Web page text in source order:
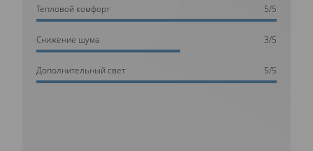
Тепловой комфорт 5/5
Cнижение шума 3/5
Дополнительный свет 5/5